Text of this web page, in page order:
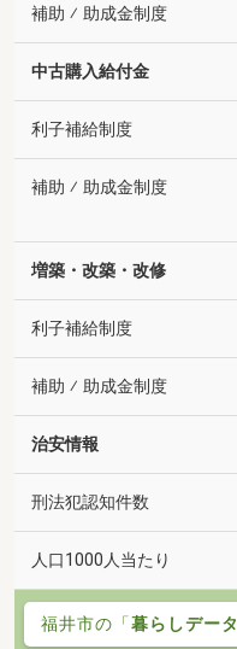
補助 ⁄ 助成金制度
中古購入給付金
利子補給制度
補助 ⁄ 助成金制度
増築・改築・改修
利子補給制度
補助 ⁄ 助成金制度
治安情報
刑法犯認知件数
人口1000人当たり
福井市の「暮らしデータ